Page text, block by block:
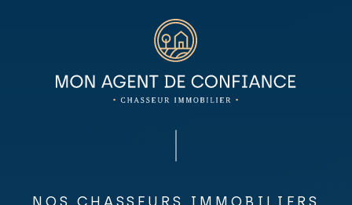
NOS CHASSEURS IMMOBILIERS